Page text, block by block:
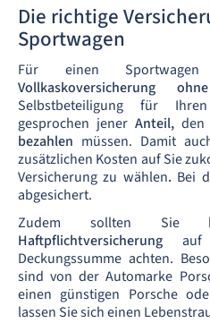
Die richtige
Sportwagen
Für einen
Vollkaskoversicherung
Selbstbeteiligung für
gesprochen jener Anteil, den
bezahlen müssen. Damit
zusätzlichen Kosten auf Sie
Versicherung zu wählen. Bei
abgesichert.
Zudem sollten
Haftpflichtversicherung auf
Deckungssumme achten.
sind von der Automarke
einen günstigen Porsche
lassen Sie sich einen